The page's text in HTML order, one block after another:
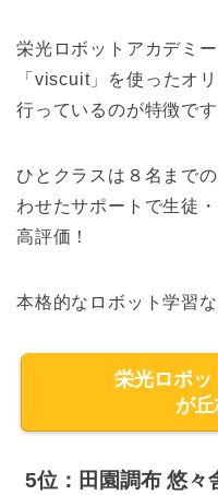
栄光ロボットアカデミ
「viscuit」を使ったオ
行っているのが特徴です
ひとクラスは８名まで
わせたサポートで生徒
高評価！
本格的なロボット学習
栄光ロボッ
が
5位：田園調布 悠々